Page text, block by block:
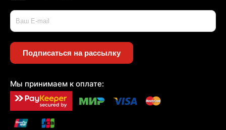
Подписаться на рассылку
Мы принимаем к оплате: